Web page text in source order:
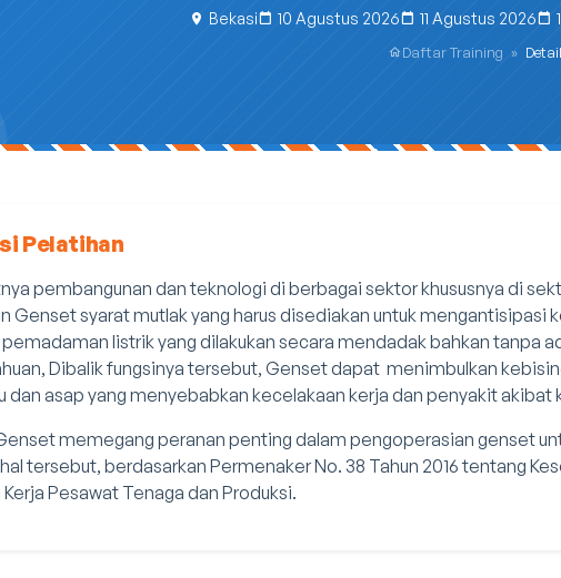
Bekasi 10 Agustus 2026 11 Agustus 2026
Daftar Training »
Pelatihan
pembangunan dan teknologi di berbagai sektor khususnya di
Genset syarat mutlak yang harus disediakan untuk mengantisipasi
listrik yang dilakukan secara mendadak bahkan tanpa
Dibalik fungsinya tersebut, Genset dapat menimbulkan
dan asap yang menyebabkan kecelakaan kerja dan penyakit akibat
memegang peranan penting dalam pengoperasian genset
tersebut, berdasarkan Permenaker No. 38 Tahun 2016 tentang
Pesawat Tenaga dan Produksi.